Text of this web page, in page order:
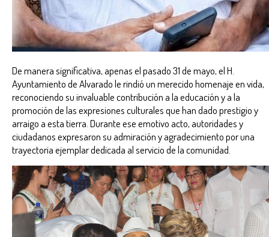
De manera significativa, apenas el pasado 31 de mayo, el H.
Ayuntamiento de Alvarado le rindió un merecido homenaje en vida,
reconociendo su invaluable contribución a la educación y a la
promoción de las expresiones culturales que han dado prestigio y
arraigo a esta tierra. Durante ese emotivo acto, autoridades y
ciudadanos expresaron su admiración y agradecimiento por una
trayectoria ejemplar dedicada al servicio de la comunidad.